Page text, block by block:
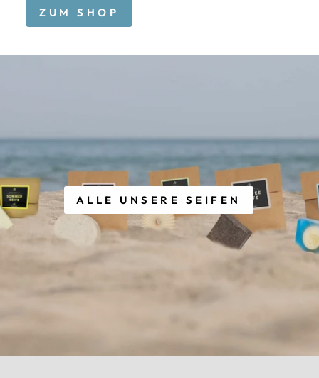
ZUM SHOP
ALLE UNSERE SEIFEN